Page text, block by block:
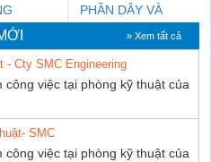
PHẦN DÂY VÀ
CÁP ĐIỆN
THƯỢNG ĐÌNH
» Xem tất cả
- Cty SMC Engineering
việc tại phòng kỹ thuật của
SMC
việc tại phòng kỹ thuật của